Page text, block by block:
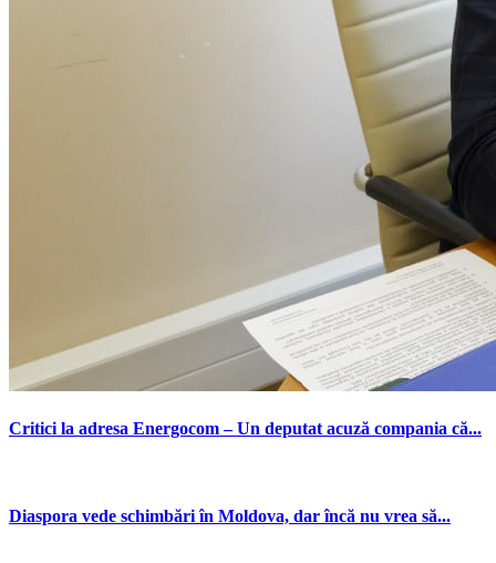
Critici la adresa Energocom – Un deputat acuză compania că...
Diaspora vede schimbări în Moldova, dar încă nu vrea să...